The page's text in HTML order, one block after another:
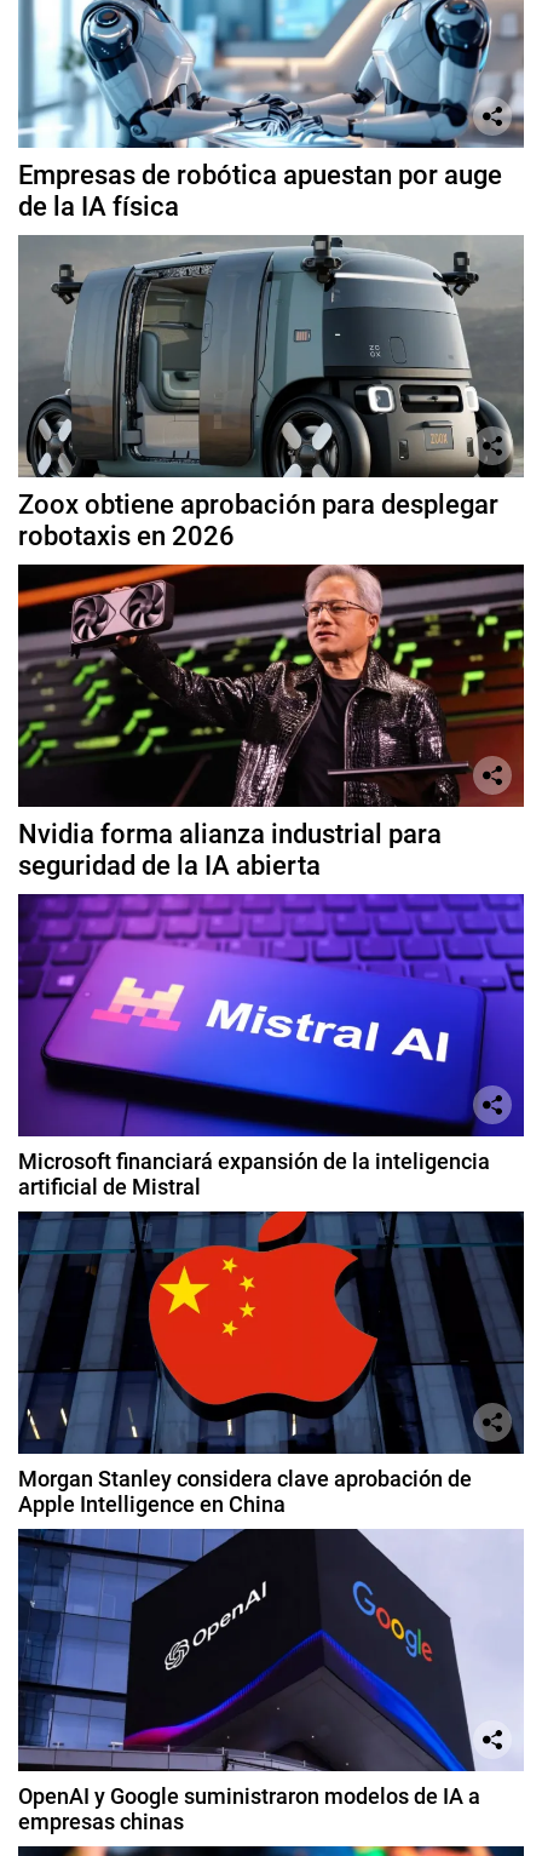
Empresas de robótica apuestan por auge
de la IA física
Zoox obtiene aprobación para desplegar
robotaxis en 2026
Nvidia forma alianza industrial para
seguridad de la IA abierta
Microsoft financiará expansión de la inteligencia
artificial de Mistral
Morgan Stanley considera clave aprobación de
Apple Intelligence en China
OpenAI y Google suministraron modelos de IA a
empresas chinas